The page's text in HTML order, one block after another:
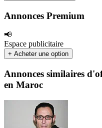
Annonces Premium
📢
Espace publicitaire
+ Acheter une option
Annonces similaires
en Maroc